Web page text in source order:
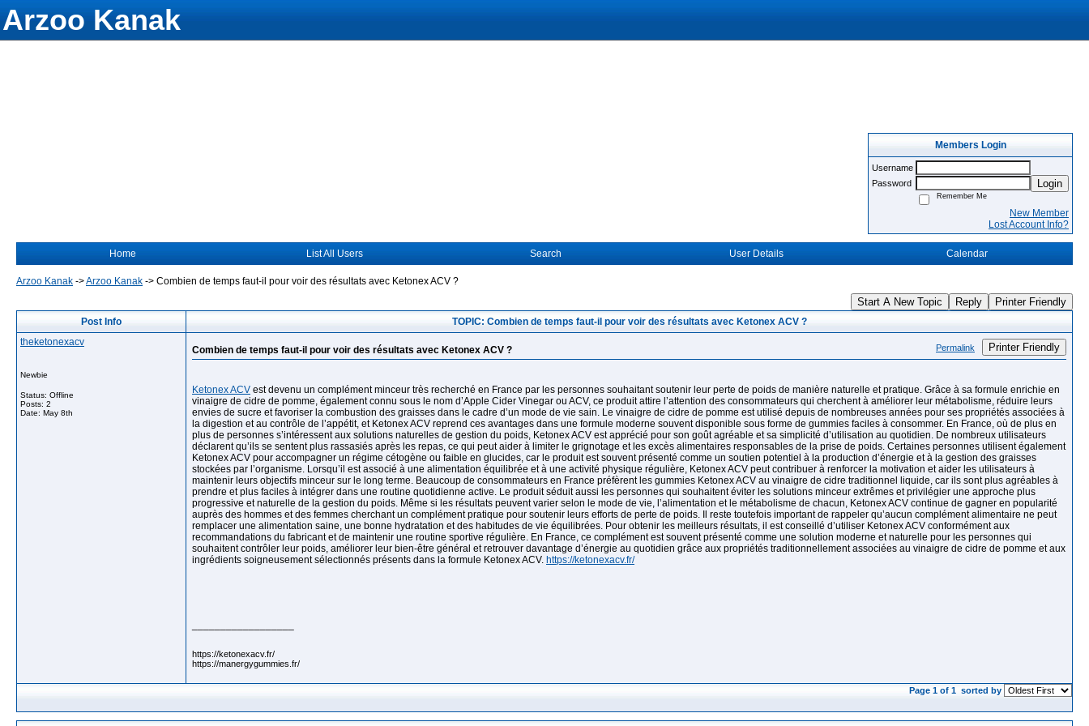
Arzoo Kanak
Members Login
Username
Password
Login
Remember Me
New Member
Lost Account Info?
Home List All Users Search User Details Calendar
Arzoo Kanak ->Arzoo Kanak -> Combien de temps faut-il pour voir des résultats avec Ketonex ACV ?
Start A New Topic Reply Printer Friendly
Post Info
TOPIC: Combien de temps faut-il pour voir des résultats avec Ketonex ACV ?
theketonexacv
Newbie
Status: Offline
Posts: 2
Date: May 8th
Combien de temps faut-il pour voir des résultats avec Ketonex ACV ? Permalink Printer Friendly
Ketonex ACV est devenu un complément minceur très recherché en France par les personnes souhaitant soutenir leur perte de poids de manière naturelle et pratique. Grâce à sa formule enrichie en
vinaigre de cidre de pomme, également connu sous le nom d’Apple Cider Vinegar ou ACV, ce produit attire l’attention des consommateurs qui cherchent à améliorer leur métabolisme, réduire leurs
envies de sucre et favoriser la combustion des graisses dans le cadre d’un mode de vie sain. Le vinaigre de cidre de pomme est utilisé depuis de nombreuses années pour ses propriétés associées à
la digestion et au contrôle de l’appétit, et Ketonex ACV reprend ces avantages dans une formule moderne souvent disponible sous forme de gummies faciles à consommer. En France, où de plus en
plus de personnes s’intéressent aux solutions naturelles de gestion du poids, Ketonex ACV est apprécié pour son goût agréable et sa simplicité d’utilisation au quotidien. De nombreux utilisateurs
déclarent qu’ils se sentent plus rassasiés après les repas, ce qui peut aider à limiter le grignotage et les excès alimentaires responsables de la prise de poids. Certaines personnes utilisent également
Ketonex ACV pour accompagner un régime cétogène ou faible en glucides, car le produit est souvent présenté comme un soutien potentiel à la production d’énergie et à la gestion des graisses
stockées par l’organisme. Lorsqu’il est associé à une alimentation équilibrée et à une activité physique régulière, Ketonex ACV peut contribuer à renforcer la motivation et aider les utilisateurs à
maintenir leurs objectifs minceur sur le long terme. Beaucoup de consommateurs en France préfèrent les gummies Ketonex ACV au vinaigre de cidre traditionnel liquide, car ils sont plus agréables à
prendre et plus faciles à intégrer dans une routine quotidienne active. Le produit séduit aussi les personnes qui souhaitent éviter les solutions minceur extrêmes et privilégier une approche plus
progressive et naturelle de la gestion du poids. Même si les résultats peuvent varier selon le mode de vie, l’alimentation et le métabolisme de chacun, Ketonex ACV continue de gagner en popularité
auprès des hommes et des femmes cherchant un complément pratique pour soutenir leurs efforts de perte de poids. Il reste toutefois important de rappeler qu’aucun complément alimentaire ne peut
remplacer une alimentation saine, une bonne hydratation et des habitudes de vie équilibrées. Pour obtenir les meilleurs résultats, il est conseillé d’utiliser Ketonex ACV conformément aux
recommandations du fabricant et de maintenir une routine sportive régulière. En France, ce complément est souvent présenté comme une solution moderne et naturelle pour les personnes qui
souhaitent contrôler leur poids, améliorer leur bien-être général et retrouver davantage d’énergie au quotidien grâce aux propriétés traditionnellement associées au vinaigre de cidre de pomme et aux
ingrédients soigneusement sélectionnés présents dans la formule Ketonex ACV. https://ketonexacv.fr/
https://ketonexacv.fr/
https://manergygummies.fr/
Page 1 of 1 sorted by